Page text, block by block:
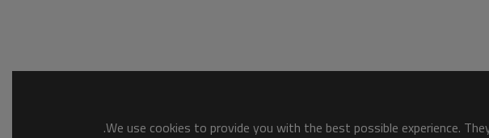
We use cookies to provide you with the best possible experience.